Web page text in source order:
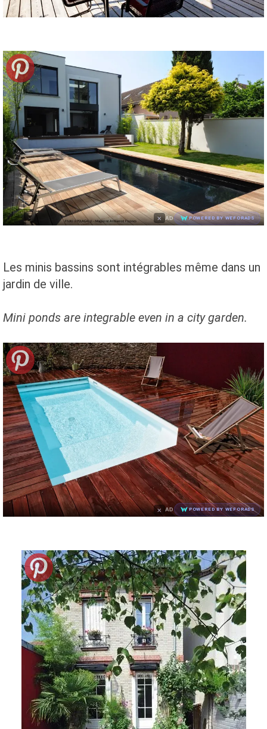
× AD POWERED BY WEFORADS
Les minis bassins sont intégrables même dans un
jardin de ville.
Mini ponds are integrable even in a city garden.
× AD POWERED BY WEFORADS